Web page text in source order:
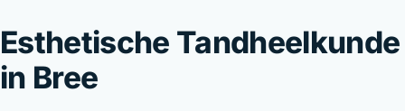
Esthetische Tandheelkunde
in Bree